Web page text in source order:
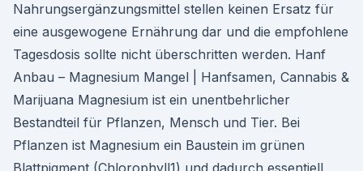
Nahrungsergänzungsmittel stellen keinen Ersatz für
eine ausgewogene Ernährung dar und die empfohlene
Tagesdosis sollte nicht überschritten werden. Hanf
Anbau – Magnesium Mangel | Hanfsamen, Cannabis &
Marijuana Magnesium ist ein unentbehrlicher
Bestandteil für Pflanzen, Mensch und Tier. Bei
Pflanzen ist Magnesium ein Baustein im grünen
Blattpigment (Chlorophyll1) und dadurch essentiell